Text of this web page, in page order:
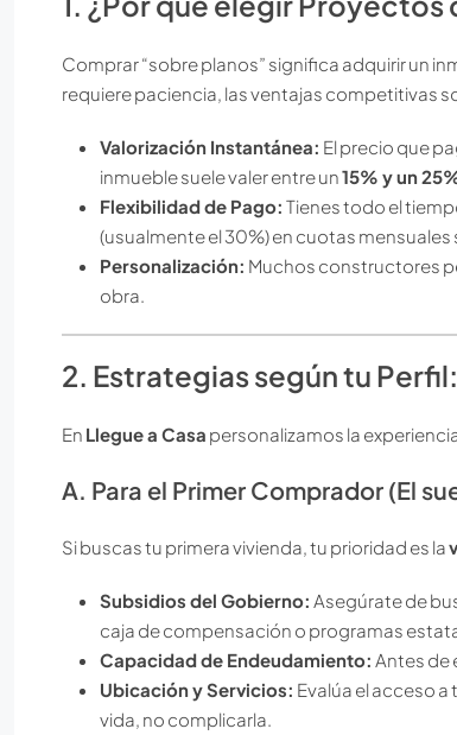
Comprar “sobre planos” significa adquirir un
requiere paciencia, las ventajas competitivas
Valorización Instantánea: El precio que
inmueble suele valer entre un15% y un
Flexibilidad de Pago: Tienes todo el
(usualmente el 30%) en cuotas mensuales
Personalización: Muchos constructores
obra.
2. Estrategias según tu
En Llegue a Casa personalizamos la
A. Para el Primer Comprador (El
Si buscas tu primera vivienda, tu prioridad es la
Subsidios del Gobierno: Asegúrate de
caja de compensación o programas
Capacidad de Endeudamiento: Antes de
Ubicación y Servicios: Evalúa el acceso
vida, no complicarla.